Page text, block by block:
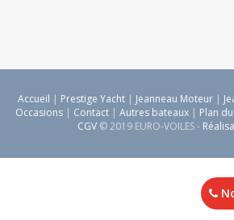
Accueil | Prestige Yacht | Jeanneau Moteur |
Occasions | Contact | Autres bateaux | Plan
CGV © 2019 EURO-VOILES -